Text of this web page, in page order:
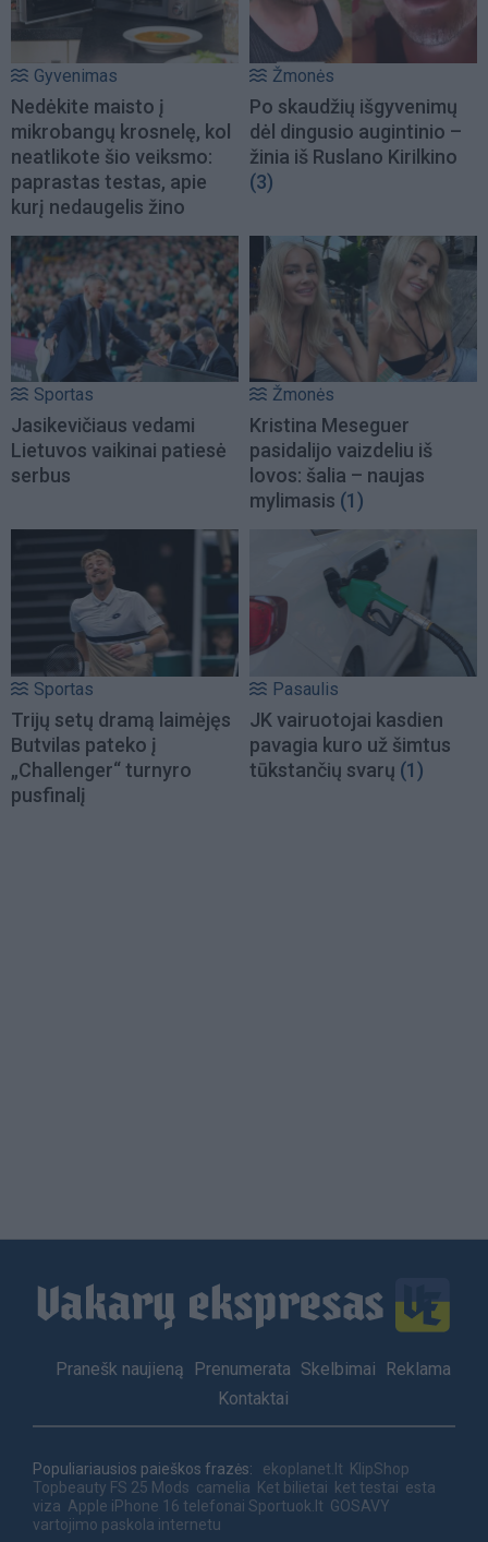
Gyvenimas
Nedėkite maisto į
mikrobangų krosnelę, kol
neatlikote šio veiksmo:
paprastas testas, apie
kurį nedaugelis žino
Žmonės
Po skaudžių išgyvenimų
dėl dingusio augintinio –
žinia iš Ruslano Kirilkino
(3)
Sportas
Jasikevičiaus vedami
Lietuvos vaikinai patiesė
serbus
Žmonės
Kristina Meseguer
pasidalijo vaizdeliu iš
lovos: šalia – naujas
mylimasis (1)
Sportas
Trijų setų dramą laimėjęs
Butvilas pateko į
„Challenger“ turnyro
pusfinalį
Pasaulis
JK vairuotojai kasdien
pavagia kuro už šimtus
tūkstančių svarų (1)
Footer
Pranešk naujieną Prenumerata Skelbimai
Reklama
Kontaktai
Populiariausios paieškos frazės: ekoplanet.lt KlipShop
Topbeauty FS 25 Mods camelia Ket bilietai ket testai esta
viza Apple iPhone 16 telefonai Sportuok.lt GOSAVY
vartojimo paskola internetu